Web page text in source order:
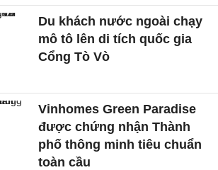
Du khách nước ngoài chạy
mô tô lên di tích quốc gia
Cổng Tò Vò
Vinhomes Green Paradise
được chứng nhận Thành
phố thông minh tiêu chuẩn
toàn cầu